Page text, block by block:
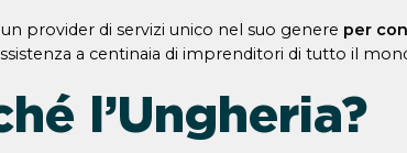
un provider di servizi unico nel suo genere per
a centinaia di imprenditori di tutto il
l’Ungheria?